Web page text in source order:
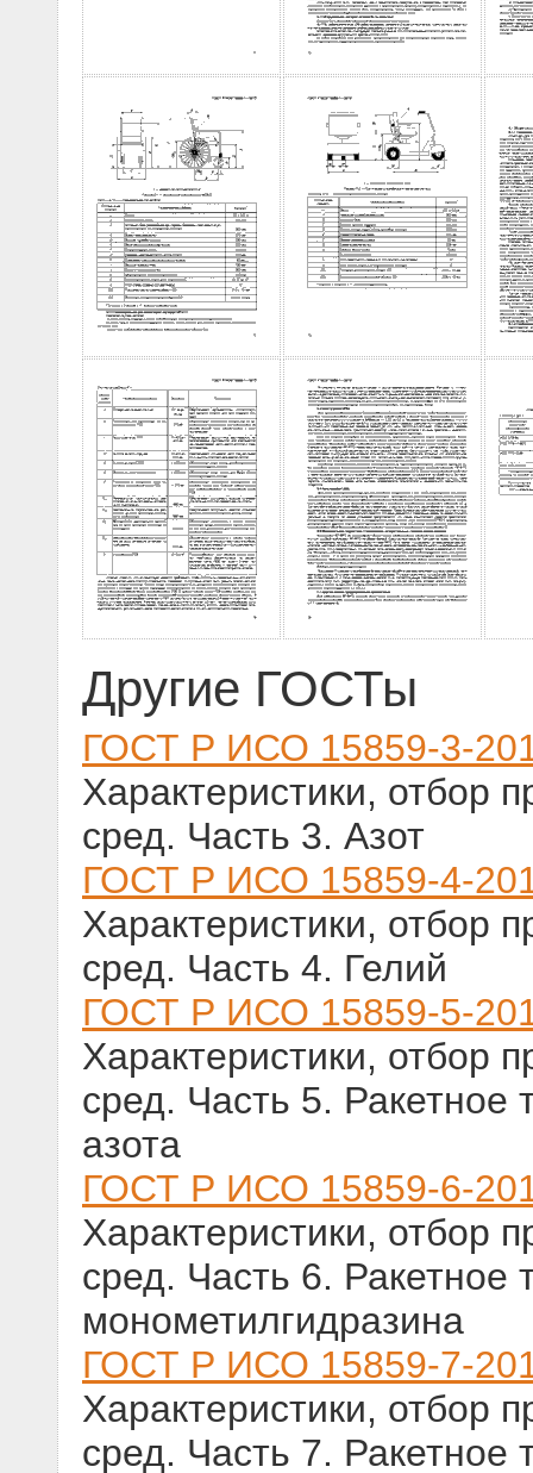
Другие ГОСТы
ГОСТ Р ИСО 15859-3-
Характеристики, отбор
сред. Часть 3. Азот
ГОСТ Р ИСО 15859-4-
Характеристики, отбор
сред. Часть 4. Гелий
ГОСТ Р ИСО 15859-5-
Характеристики, отбор
сред. Часть 5. Ракетное
азота
ГОСТ Р ИСО 15859-6-
Характеристики, отбор
сред. Часть 6. Ракетное
монометилгидразина
ГОСТ Р ИСО 15859-7-
Характеристики, отбор
сред. Часть 7. Ракетное